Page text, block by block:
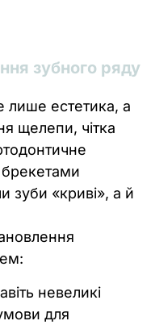
зубного ряду
лише естетика, а
щелепи, чітка
зуби «криві», а й
невеликі
для